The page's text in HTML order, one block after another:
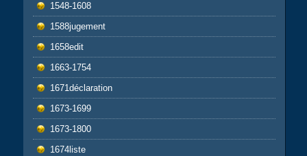
1548-1608
1588jugement
1658edit
1663-1754
1671déclaration
1673-1699
1673-1800
1674liste